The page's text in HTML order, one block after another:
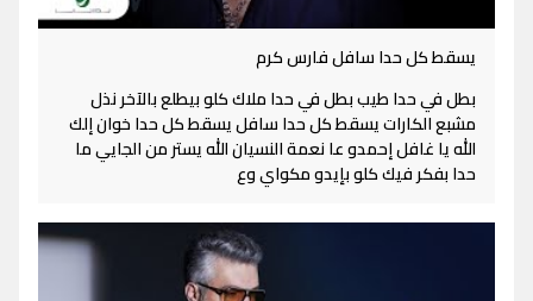
يسقط كل حدا سافل فارس كرم
بطل في حدا طيب بطل في حدا ملاك كلو بيطلع بالآخر نذل
مشبع الكارات يسقط كل حدا سافل يسقط كل حدا خوان إلك
الله يا غافل إحمدو عا نعمة النسيان الله يستر من الجايي ما
حدا بفكر فيك كلو بإيدو مكواي وع